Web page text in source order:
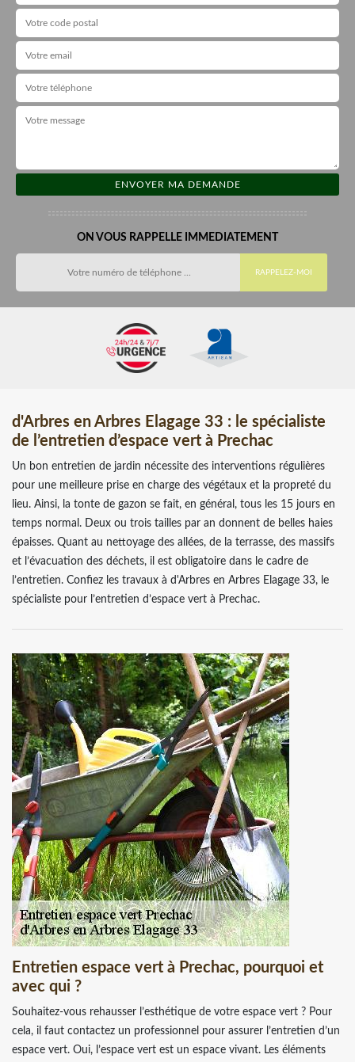
ON VOUS RAPPELLE IMMEDIATEMENT
d'Arbres en Arbres Elagage 33 : le spécialiste
de l’entretien d’espace vert à Prechac
Un bon entretien de jardin nécessite des interventions régulières
pour une meilleure prise en charge des végétaux et la propreté du
lieu. Ainsi, la tonte de gazon se fait, en général, tous les 15 jours en
temps normal. Deux ou trois tailles par an donnent de belles haies
épaisses. Quant au nettoyage des allées, de la terrasse, des massifs
et l’évacuation des déchets, il est obligatoire dans le cadre de
l’entretien. Confiez les travaux à d'Arbres en Arbres Elagage 33, le
spécialiste pour l’entretien d’espace vert à Prechac.
Entretien espace vert à Prechac, pourquoi et
avec qui ?
Souhaitez-vous rehausser l’esthétique de votre espace vert ? Pour
cela, il faut contactez un professionnel pour assurer l’entretien d’un
espace vert. Oui, l’espace vert est un espace vivant. Les éléments